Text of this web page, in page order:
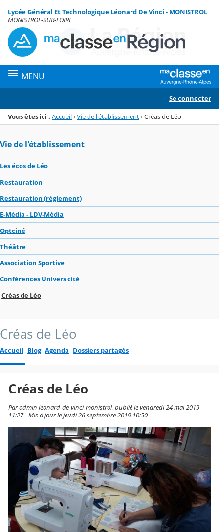
Menu de la rubrique
Contenu
Lycée Général Et Technologique Léonard De Vinci - MONISTROL
MONISTROL-SUR-LOIRE
MENU
Se connecter
Vous êtes ici : Accueil›Vie de l'établissement›Créas de Léo
Vie de l'établissement
Les écos de Léo
Restauration
Restauration (règlement)
E-Média - LDV-Média
Optciné
Théâtre
Association Sportive
Conférences Univers cité
Créas de Léo
Créas de Léo
Accueil Blog Agenda Dossiers partagés
Créas de Léo
Par admin leonard-de-vinci-monistrol, publié le vendredi 24 mai 2019
11:27 - Mis à jour le jeudi 26 septembre 2019 10:50